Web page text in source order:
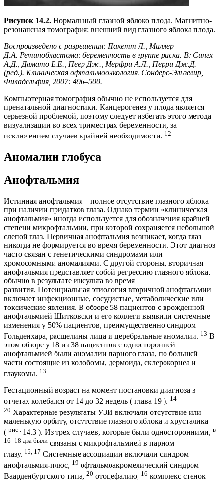
Рисунок 14.2. Нормальный глазной яблоко плода. Магнитно-
резонансная томография: внешний вид глазного яблока плода.
Воспроизведено с разрешения: Пакетт Л., Миллер
Д.А. Ретинобластома: беременность в группе риска. В: Сингх
А.Д., Дамато Б.Е., Пеер Дж., Мерфри А.Л., Перри Дж.Д.
(ред.). Клиническая офтальмоонкология. Сондерс-Эльзевир,
Филадельфия, 2007: 496–500.
Компьютерная томография обычно не используется для
пренатальной диагностики. Канцерогенез у плода является
серьезной проблемой, поэтому следует избегать этого метода
визуализации во всех триместрах беременности, за
исключением случаев крайней необходимости. 12
Аномалии глобуса
Анофтальмия
Истинная анофтальмия – полное отсутствие глазного яблока
при наличии придатков глаза. Однако термин «клиническая
анофтальмия» иногда используется для обозначения крайней
степени микрофтальмии, при которой сохраняется небольшой
слепой глаз. Первичная анофтальмия возникает, когда глаз
никогда не формируется во время беременности. Этот диагноз
часто связан с генетическими синдромами или
хромосомными аномалиями. С другой стороны, вторичная
анофтальмия представляет собой регрессию глазного яблока,
обычно в результате инсульта во время
развития. Потенциальная этиология вторичной анофтальмии
включает инфекционные, сосудистые, метаболические или
токсические явления. В обзоре 58 пациентов с врожденной
анофтальмией Шитковски и его коллеги выявили системные
изменения у 50% пациентов, преимущественно синдром
Гольденхара, расщелины лица и церебральные аномалии. 13 В
этом обзоре у 18 из 38 пациентов с односторонней
анофтальмией были аномалии парного глаза, по большей
части состоящие из колобомы, дермоида, склерокорнеа и
глаукомы. 13
Гестационный возраст на момент постановки диагноза в
отчетах колебался от 14 до 32 недель ( глава 19 ). 14–
20 Характерные результаты УЗИ включали отсутствие или
маленькую орбиту, отсутствие глазного яблока и хрусталика
( рис . 14.3 ). Из трех случаев, которые были односторонними, в
16–18 два были связаны с микрофтальмией в парном
глазу. 16, 17 Системные ассоциации включали синдром
анофтальмия-плюс, 19 офтальмоакромелический синдром
Ваарденбургского типа, 20 отоцефалию, 16 комплекс стенок